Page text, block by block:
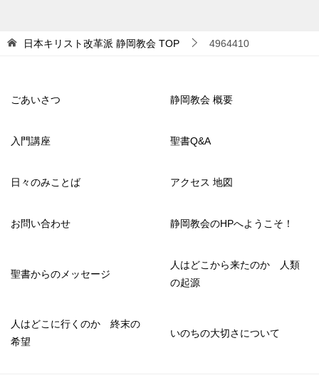
日本キリスト改革派 静岡教会 TOP 4964410
ごあいさつ 静岡教会 概要
入門講座 聖書Q&A
日々のみことば アクセス 地図
お問い合わせ 静岡教会のHPへようこそ！
聖書からのメッセージ
人はどこから来たのか 人類
の起源
人はどこに行くのか 終末の
希望
いのちの大切さについて